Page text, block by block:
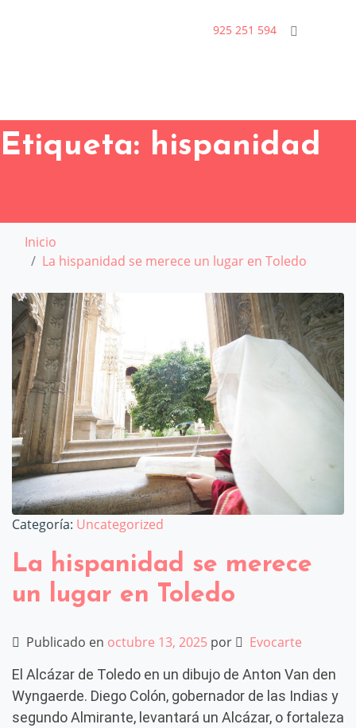
925 251 594
Etiqueta: hispanidad
Inicio
La hispanidad se merece un lugar en Toledo
Categoría: Uncategorized
La hispanidad se merece
un lugar en Toledo
Publicado en octubre 13, 2025 por Evocarte
El Alcázar de Toledo en un dibujo de Anton Van den
Wyngaerde. Diego Colón, gobernador de las Indias y
segundo Almirante, levantará un Alcázar, o fortaleza